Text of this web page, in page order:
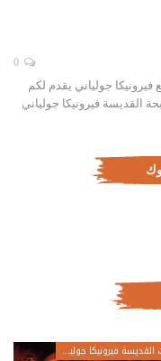
فيرونيكا جولياني يقدم لكم
القديسة فيرونيكا جولياني
يوميات القديسة فيرونيكا جولياني